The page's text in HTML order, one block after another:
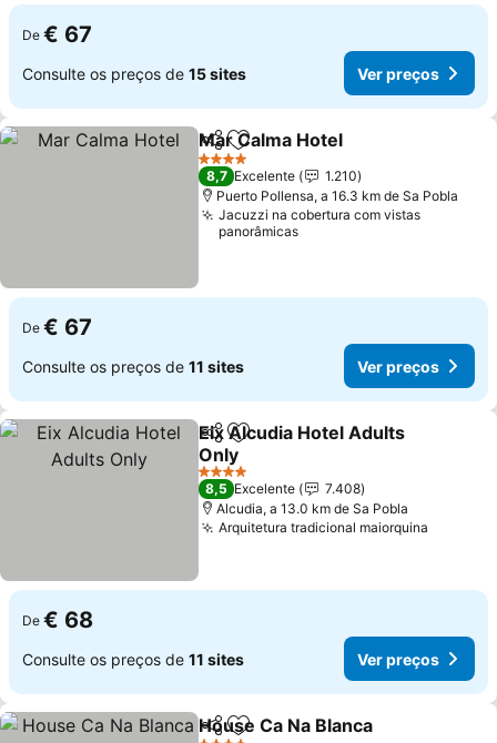
De € 67
Consulte os preços de 15 sites Ver preços
PartilharAdicionar aos favoritos
Mar Calma Hotel
4 Estrelas
8,7 Excelente
1.210
Puerto Pollensa, a 16.3 km de Sa Pobla
Jacuzzi na cobertura com vistas
panorâmicas
De € 67
Consulte os preços de 11 sites Ver preços
PartilharAdicionar aos favoritos
Eix Alcudia Hotel Adults
Only
Ver preços
4 Estrelas
8,5 Excelente
7.408
Alcudia, a 13.0 km de Sa Pobla
Arquitetura tradicional maiorquina
De € 68
Consulte os preços de 11 sites Ver preços
PartilharAdicionar aos favoritos
House Ca Na Blanca